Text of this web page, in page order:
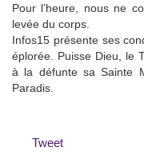
Pour l’heure, nous ne
levée du corps.
Infos15 présente ses
éplorée. Puisse Dieu, le
à la défunte sa Sainte
Paradis.
Tweet